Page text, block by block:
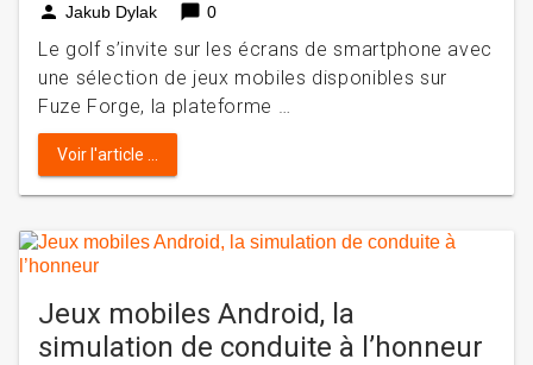
person Jakub Dylak chat_bubble 0
Le golf s’invite sur les écrans de smartphone avec
une sélection de jeux mobiles disponibles sur
Fuze Forge, la plateforme …
Voir l'article ...
Jeux mobiles Android, la
simulation de conduite à l’honneur